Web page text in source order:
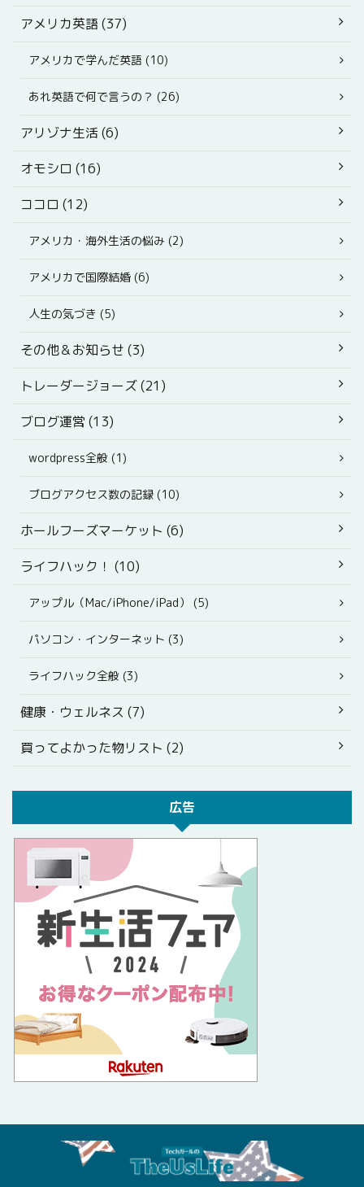
アメリカ英語 (37)
アメリカで学んだ英語 (10)
あれ英語で何で言うの？ (26)
アリゾナ生活 (6)
オモシロ (16)
ココロ (12)
アメリカ・海外生活の悩み (2)
アメリカで国際結婚 (6)
人生の気づき (5)
その他＆お知らせ (3)
トレーダージョーズ (21)
ブログ運営 (13)
wordpress全般 (1)
ブログアクセス数の記録 (10)
ホールフーズマーケット (6)
ライフハック！ (10)
アップル（Mac/iPhone/iPad） (5)
パソコン・インターネット (3)
ライフハック全般 (3)
健康・ウェルネス (7)
買ってよかった物リスト (2)
広告